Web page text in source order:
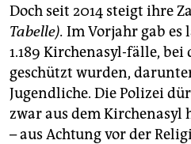
Doch seit 2014 steigt ihre
Tabelle). Im Vorjahr gab es
1.189 Kirchen­asyl-fälle, bei
geschützt wurden,
Jugendliche. Die Polizei
zwar aus dem Kirchenasyl
– aus Achtung vor der